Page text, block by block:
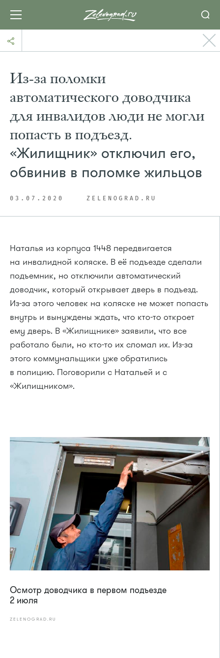
Из-за поломки
автоматического доводчика
для инвалидов люди не могли
попасть в подъезд.
«Жилищник» отключил его,
обвинив в поломке жильцов
03.07.2020 ZELENOGRAD.RU
Наталья из корпуса 1448 передвигается
на инвалидной коляске. В её подъезде сделали
подъемник, но отключили автоматический
доводчик, который открывает дверь в подъезд.
Из-за этого человек на коляске не может попасть
внутрь и вынуждены ждать, что кто-то откроет
ему дверь. В «Жилищнике» заявили, что все
работало были, но кто-то их сломал их. Из-за
этого коммунальщики уже обратились
в полицию. Поговорили с Натальей и с
«Жилищником».
Осмотр доводчика в первом подъезде
2 июля
ZELENOGRAD.RU